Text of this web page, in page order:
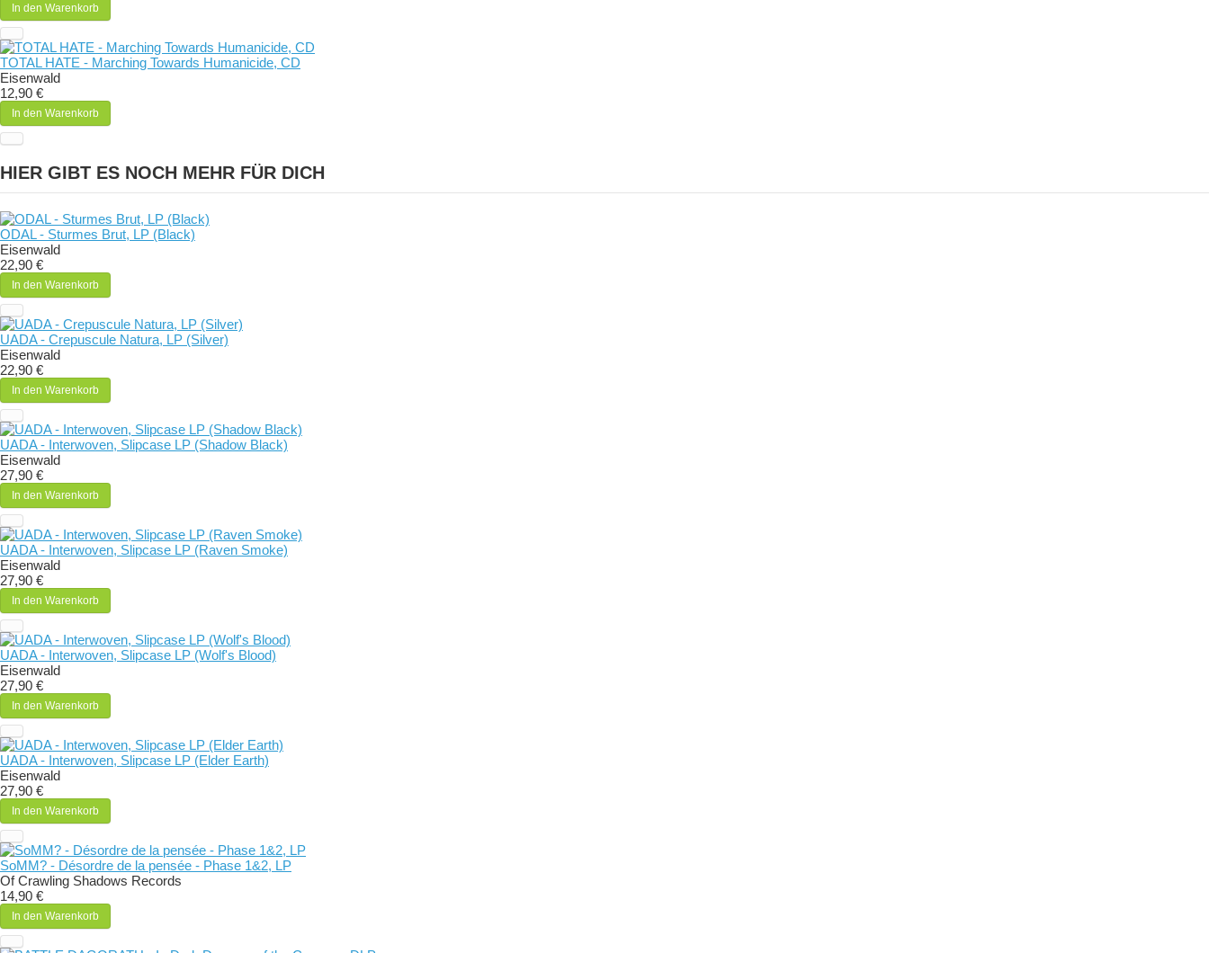
In den Warenkorb
TOTAL HATE - Marching Towards Humanicide, CD
Eisenwald
12,90 €
In den Warenkorb
HIER GIBT ES NOCH MEHR FÜR DICH
ODAL - Sturmes Brut, LP (Black)
Eisenwald
22,90 €
In den Warenkorb
UADA - Crepuscule Natura, LP (Silver)
Eisenwald
22,90 €
In den Warenkorb
UADA - Interwoven, Slipcase LP (Shadow Black)
Eisenwald
27,90 €
In den Warenkorb
UADA - Interwoven, Slipcase LP (Raven Smoke)
Eisenwald
27,90 €
In den Warenkorb
UADA - Interwoven, Slipcase LP (Wolf's Blood)
Eisenwald
27,90 €
In den Warenkorb
UADA - Interwoven, Slipcase LP (Elder Earth)
Eisenwald
27,90 €
In den Warenkorb
SoMM? - Désordre de la pensée - Phase 1&2, LP
Of Crawling Shadows Records
14,90 €
In den Warenkorb